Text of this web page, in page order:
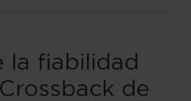
la fiabilidad
de